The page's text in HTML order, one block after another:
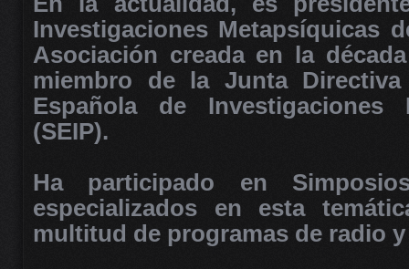
Investigaciones Metapsíquicas
Asociación creada en la
miembro de la Junta
Española de Investigaciones
(SEIP).
Ha participado en
especializados en esta
multitud de programas de radio